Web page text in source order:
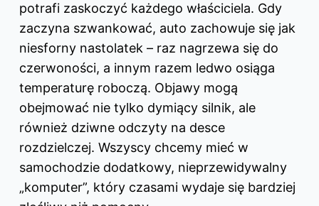
potrafi zaskoczyć każdego właściciela. Gdy
zaczyna szwankować, auto zachowuje się jak
niesforny nastolatek – raz nagrzewa się do
czerwoności, a innym razem ledwo osiąga
temperaturę roboczą. Objawy mogą
obejmować nie tylko dymiący silnik, ale
również dziwne odczyty na desce
rozdzielczej. Wszyscy chcemy mieć w
samochodzie dodatkowy, nieprzewidywalny
„komputer”, który czasami wydaje się bardziej